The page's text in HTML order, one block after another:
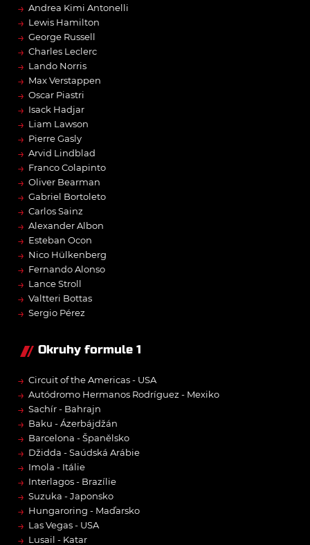
→ Andrea Kimi Antonelli
→ Lewis Hamilton
→ George Russell
→ Charles Leclerc
→ Lando Norris
→ Max Verstappen
→ Oscar Piastri
→ Isack Hadjar
→ Liam Lawson
→ Pierre Gasly
→ Arvid Lindblad
→ Franco Colapinto
→ Oliver Bearman
→ Gabriel Bortoleto
→ Carlos Sainz
→ Alexander Albon
→ Esteban Ocon
→ Nico Hülkenberg
→ Fernando Alonso
→ Lance Stroll
→ Valtteri Bottas
→ Sergio Pérez
Okruhy formule 1
→ Circuit of the Americas - USA
→ Autódromo Hermanos Rodríguez - Mexiko
→ Sachír - Bahrajn
→ Baku - Ázerbájdžán
→ Barcelona - Španělsko
→ Džidda - Saúdská Arábie
→ Imola - Itálie
→ Interlagos - Brazílie
→ Suzuka - Japonsko
→ Hungaroring - Maďarsko
→ Las Vegas - USA
→ Lusail - Katar